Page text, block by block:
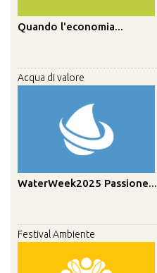
Quando l'economia...
Acqua di valore
WaterWeek2025 Passione...
Festival Ambiente